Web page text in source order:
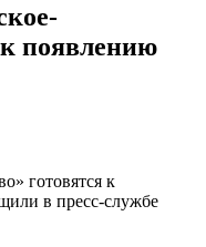
появлению
готовятся к
в пресс-службе